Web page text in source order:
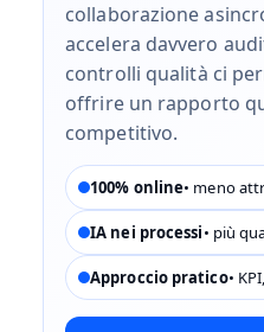
collaborazione
accelera davvero
controlli qualità ci
offrire un rapporto
competitivo.
100% online• meno
IA nei processi• più
Approccio pratico•